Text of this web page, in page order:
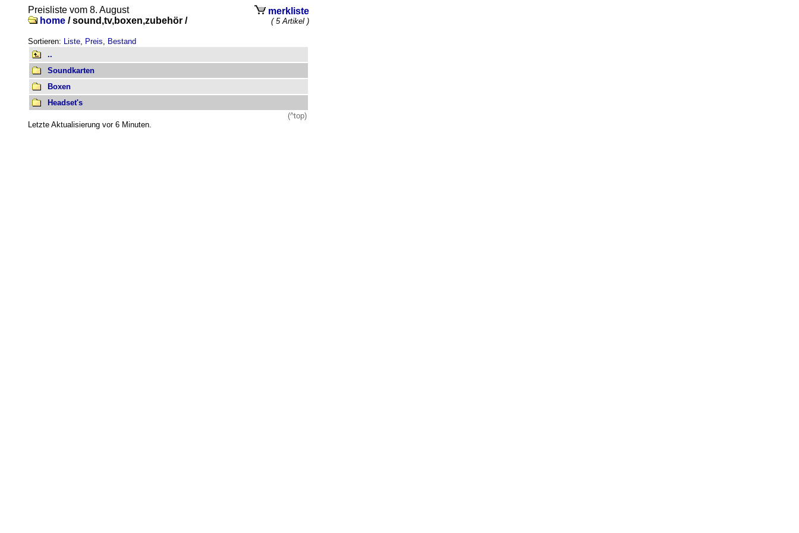
Preisliste vom 8. August
home /sound,tv,boxen,zubehör /
merkliste
( 5 Artikel )
Sortieren: Liste, Preis, Bestand
..
Soundkarten
Boxen
Headset's
(^top)
Letzte Aktualisierung vor 6 Minuten.